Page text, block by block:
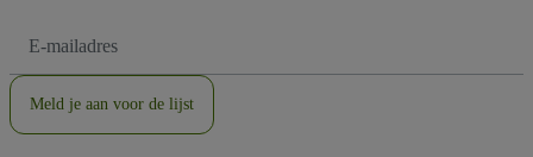
mailadres
Meld je aan voor de lijst